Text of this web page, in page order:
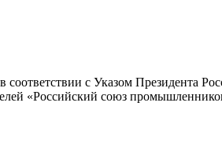
с Указом Президента
«Российский союз